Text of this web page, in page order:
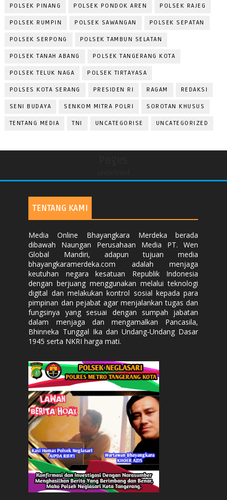
POLSEK PINANG POLSEK PONDOK AREN POLSEK RAJEG
POLSEK RUMPIN POLSEK SAWANGAN POLSEK SEPATAN
POLSEK SERPONG POLSEK TAMBUN SELATAN
POLSEK TANAH ABANG POLSEK TANGERANG KOTA
POLSEK TELUK NAGA POLSEK TIRTAYASA
POLSES KOTA SERANG PRESIDEN RI RAGAM REDAKSI
SENI BUDAYA SENKOM MITRA POLRI SOROTAN KHUSUS
TENTANG MEDIA TNI UNCATEGORISE UNCATEGORIZED
TENTANG KAMI
Media Online Bhayangkara Merdeka berada
dibawah Naungan Perusahaan Media PT. Wen
Global Mandiri, adapun tujuan media
bhayangkaramerdeka.com adalah menjaga
keutuhan negara kesatuan Republik Indonesia
dengan berjuang menggunakan melalui teknologi
digital dan melakukan kontrol sosial kepada para
pimpinan dan pejabat agar menjalankan tugas dan
fungsinya yang sesuai dengan sumpah jabatan
dalam menjaga dan mengamalkan Pancasila,
Bhinneka Tunggal Ika dan Undang-Undang Dasar
1945 serta NKRI harga mati.